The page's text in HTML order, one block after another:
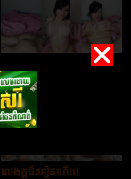
អូនសាក់ដៃចង់ចុយគ្នាណាស់
លេងក្ដជ័រទៀតហើយ